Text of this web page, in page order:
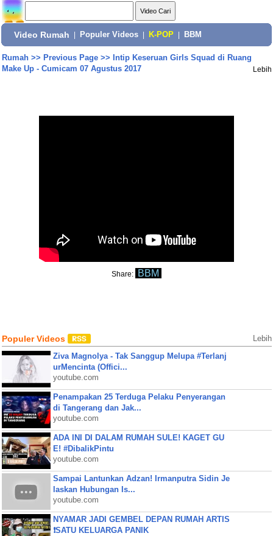
Video Rumah Populer Videos K-POP BBM
Rumah>> Previous Page>> Intip Keseruan Girls Squad di Ruang
Make Up - Cumicam 07 Agustus 2017
Lebih
Share: BBM
Populer Videos Lebih
Ziva Magnolya - Tak Sanggup Melupa #Terlanj
urMencinta (Offici...
youtube.com
Penampakan 25 Terduga Pelaku Penyerangan
di Tangerang dan Jak...
youtube.com
ADA INI DI DALAM RUMAH SULE! KAGET GU
E! #DibalikPintu
youtube.com
Sampai Lantunkan Adzan! Irmanputra Sidin Je
laskan Hubungan Is...
youtube.com
NYAMAR JADI GEMBEL DEPAN RUMAH ARTIS
❗SATU KELUARGA PANIK